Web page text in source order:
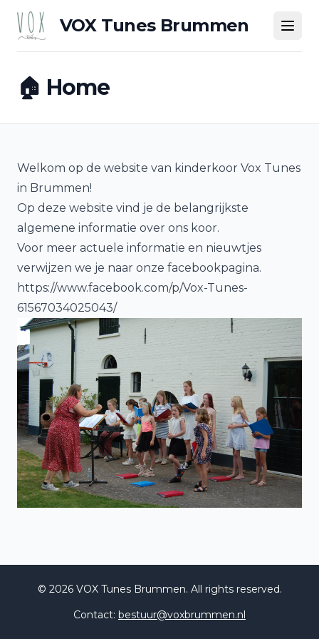
VOX Tunes Brummen
🏠 Home
Welkom op de website van kinderkoor Vox Tunes
in Brummen!
Op deze website vind je de belangrijkste
algemene informatie over ons koor.
Voor meer actuele informatie en nieuwtjes
verwijzen we je naar onze facebookpagina.
https://www.facebook.com/p/Vox-Tunes-
61567034025043/
© 2026VOX Tunes Brummen. All rights reserved.
Contact: bestuur@voxbrummen.nl